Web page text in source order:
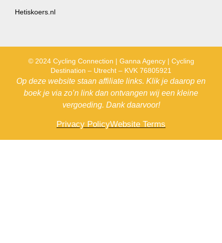
Hetiskoers.nl
© 2024 Cycling Connection | Ganna Agency | Cycling
Destination – Utrecht – KVK 76805921
Op deze website staan affiliate links. Klik je daarop en
boek je via zo’n link dan ontvangen wij een kleine
vergoeding. Dank daarvoor!
Privacy PolicyWebsite Terms